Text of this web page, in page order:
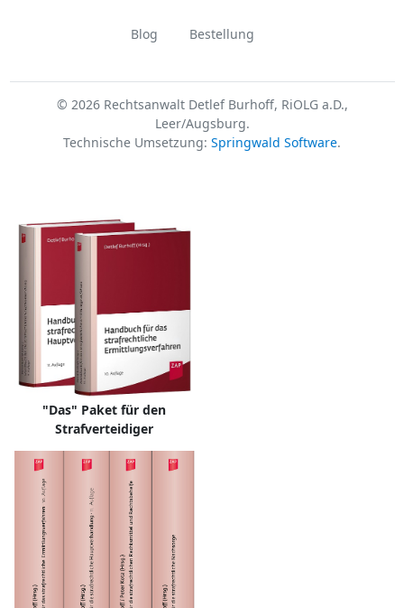
Blog Bestellung
© 2026 Rechtsanwalt Detlef Burhoff, RiOLG a.D.,
Leer/Augsburg.
Technische Umsetzung: Springwald Software.
"Das" Paket für den
Strafverteidiger